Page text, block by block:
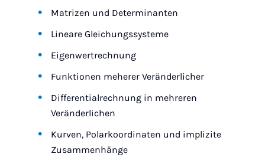
Matrizen und Determinanten
Lineare Gleichungssysteme
Eigenwertrechnung
Funktionen meherer Veränderlicher
Differentialrechnung in mehreren
Veränderlichen
Kurven, Polarkoordinaten und implizite
Zusammenhänge